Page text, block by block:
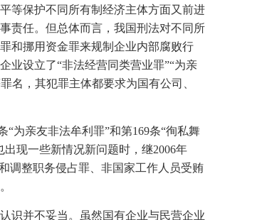
等保护不同所有制经济主体方面又前进
责任。但总体而言，我国刑法对不同所
和挪用资金罪来规制企业内部腐败行
业设立了“非法经营同类营业罪”“为亲
名，其犯罪主体都要求为国有公司、
“为亲友非法牟利罪”和第169条“徇私舞
现一些新情况新问题时，继2006年
调整职务侵占罪、非国家工作人员受贿
识并不妥当。虽然国有企业与民营企业